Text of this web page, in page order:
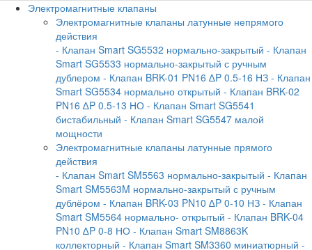
Электромагнитные клапаны
Электромагнитные клапаны латунные непрямого
действия
- Клапан Smart SG5532 нормально-закрытый - Клапан
Smart SG5533 нормально-закрытый с ручным
дублером - Клапан BRK-01 PN16 ∆P 0.5-16 НЗ - Клапан
Smart SG5534 нормально открытый - Клапан BRK-02
PN16 ∆P 0.5-13 НО - Клапан Smart SG5541
бистабильный - Клапан Smart SG5547 малой
мощности
Электромагнитные клапаны латунные прямого
действия
- Клапан Smart SM5563 нормально-закрытый - Клапан
Smart SM5563M нормально-закрытый с ручным
дублёром - Клапан BRK-03 PN10 ∆P 0-10 НЗ - Клапан
Smart SM5564 нормально- открытый - Клапан BRK-04
PN10 ∆P 0-8 НО - Клапан Smart SM8863K
коллекторный - Клапан Smart SM3360 миниатюрный -